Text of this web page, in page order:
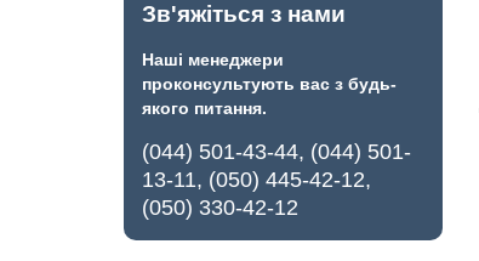
Зв'яжіться з нами
Наші менеджери
проконсультують вас з будь-
якого питання.
(044) 501-43-44, (044) 501-
13-11, (050) 445-42-12,
(050) 330-42-12